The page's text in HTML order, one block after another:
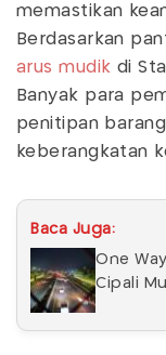
memastikan
Berdasarkan
arus mudik di
Banyak para
penitipan
keberangkatan
Baca Juga:
One
Cipali